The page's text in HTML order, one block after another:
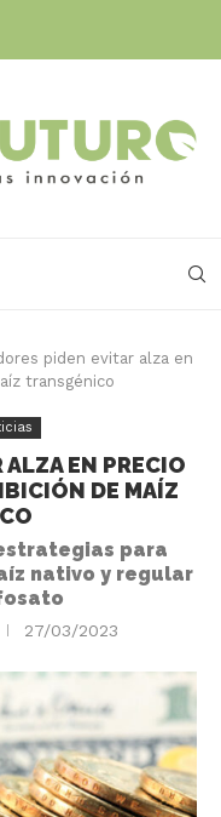
piden evitar alza en
transgénico
ALZA EN PRECIO
DE MAÍZ
para
nativo y regular
27/03/2023